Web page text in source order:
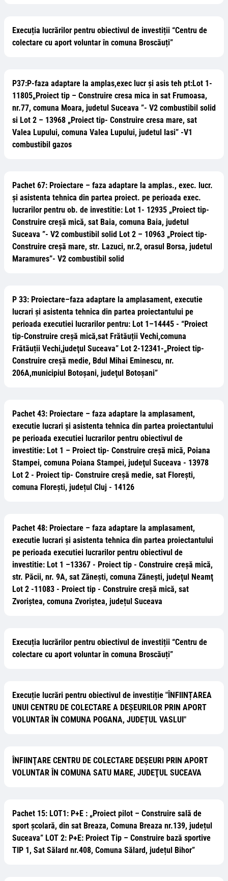
Execuția lucrărilor pentru obiectivul de investiții “Centru de
colectare cu aport voluntar în comuna Broscăuți”
P37:P-faza adaptare la amplas,exec lucr și asis teh pt:Lot 1-
11805„Proiect tip – Construire cresa mica in sat Frumoasa,
nr.77, comuna Moara, judetul Suceava ”- V2 combustibil solid
si Lot 2 – 13968 „Proiect tip- Construire cresa mare, sat
Valea Lupului, comuna Valea Lupului, judetul Iasi” -V1
combustibil gazos
Pachet 67: Proiectare – faza adaptare la amplas., exec. lucr.
și asistenta tehnica din partea proiect. pe perioada exec.
lucrarilor pentru ob. de investitie: Lot 1- 12935 „Proiect tip-
Construire creşă mică, sat Baia, comuna Baia, judetul
Suceava ”- V2 combustibil solid Lot 2 – 10963 „Proiect tip-
Construire creșă mare, str. Lazuci, nr.2, orasul Borsa, judetul
Maramures”- V2 combustibil solid
P 33: Proiectare–faza adaptare la amplasament, executie
lucrari și asistenta tehnica din partea proiectantului pe
perioada executiei lucrarilor pentru: Lot 1–14445 - “Proiect
tip-Construire creșă mică,sat Frătăuții Vechi,comuna
Frătăuții Vechi,judeţul Suceava” Lot 2-12341-„Proiect tip-
Construire creșă medie, Bdul Mihai Eminescu, nr.
206A,municipiul Botoșani, judeţul Botoșani”
Pachet 43: Proiectare – faza adaptare la amplasament,
executie lucrari și asistenta tehnica din partea proiectantului
pe perioada executiei lucrarilor pentru obiectivul de
investitie: Lot 1 – Proiect tip- Construire creșă mică, Poiana
Stampei, comuna Poiana Stampei, judeţul Suceava - 13978
Lot 2 - Proiect tip- Construire creșă medie, sat Florești,
comuna Florești, județul Cluj - 14126
Pachet 48: Proiectare – faza adaptare la amplasament,
executie lucrari și asistenta tehnica din partea proiectantului
pe perioada executiei lucrarilor pentru obiectivul de
investitie: Lot 1 –13367 - Proiect tip - Construire creșă mică,
str. Păcii, nr. 9A, sat Zănești, comuna Zănești, judeţul Neamţ
Lot 2 -11083 - Proiect tip - Construire creșă mică, sat
Zvoriștea, comuna Zvoriștea, județul Suceava
Execuția lucrărilor pentru obiectivul de investiții “Centru de
colectare cu aport voluntar în comuna Broscăuți”
Execuție lucrări pentru obiectivul de investiție "ÎNFIINȚAREA
UNUI CENTRU DE COLECTARE A DEȘEURILOR PRIN APORT
VOLUNTAR ÎN COMUNA POGANA, JUDEȚUL VASLUI"
ÎNFIINŢARE CENTRU DE COLECTARE DEŞEURI PRIN APORT
VOLUNTAR ÎN COMUNA SATU MARE, JUDEŢUL SUCEAVA
Pachet 15: LOT1: P+E : „Proiect pilot – Construire sală de
sport școlară, din sat Breaza, Comuna Breaza nr.139, județul
Suceava” LOT 2: P+E: Proiect Tip – Construire bază sportive
TIP 1, Sat Sălard nr.408, Comuna Sălard, județul Bihor”